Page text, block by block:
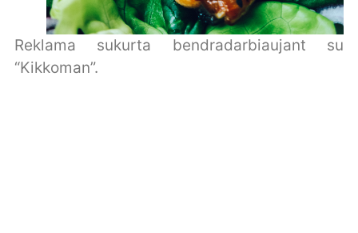
Reklama sukurta bendradarbiaujant su
“Kikkoman”.